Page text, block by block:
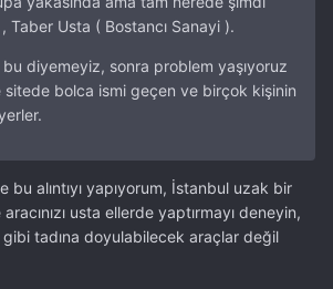
, Taber Usta ( Bostancı Sanayi ).
diyemeyiz, sonra problem yaşıyoruz
sitede bolca ismi geçen ve birçok kişinin
bu alıntıyı yapıyorum, İstanbul uzak bir
usta ellerde yaptırmayı deneyin,
tadına doyulabilecek araçlar değil